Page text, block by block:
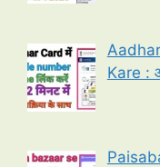
Kare :